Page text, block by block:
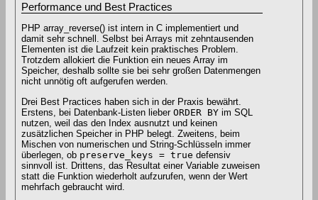
Performance und Best Practices
PHP array_reverse() ist intern in C implementiert und
damit sehr schnell. Selbst bei Arrays mit zehntausenden
Elementen ist die Laufzeit kein praktisches Problem.
Trotzdem allokiert die Funktion ein neues Array im
Speicher, deshalb sollte sie bei sehr großen Datenmengen
nicht unnötig oft aufgerufen werden.
Drei Best Practices haben sich in der Praxis bewährt.
Erstens, bei Datenbank-Listen lieber ORDER BY im SQL
nutzen, weil das den Index ausnutzt und keinen
zusätzlichen Speicher in PHP belegt. Zweitens, beim
Mischen von numerischen und String-Schlüsseln immer
überlegen, ob preserve_keys = true defensiv
sinnvoll ist. Drittens, das Resultat einer Variable zuweisen
statt die Funktion wiederholt aufzurufen, wenn der Wert
mehrfach gebraucht wird.